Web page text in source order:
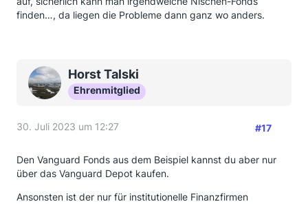
finden…, da liegen die Probleme dann ganz wo anders.
Horst Talski
Ehrenmitglied
30. Juli 2023 um 12:27 #17
Den Vanguard Fonds aus dem Beispiel kannst du aber nur
über das Vanguard Depot kaufen.
Ansonsten ist der nur für institutionelle Finanzfirmen